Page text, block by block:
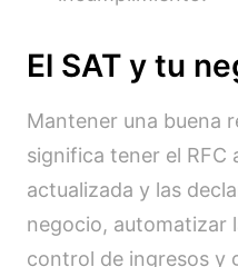
El SAT y tu
Mantener una buena
significa tener el RFC
actualizada y las
negocio, automatizar
control de ingresos y